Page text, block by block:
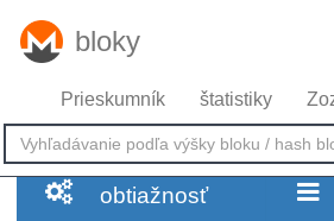
bloky
Prieskumník štatistiky
obtiažnosť